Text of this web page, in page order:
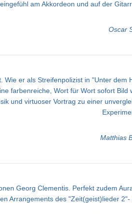
am Akkordeon und auf der
Oscar
er als Streifenpolizist in "Unter dem
farbenreiche, Wort für Wort sofort Bild
und virtuoser Vortrag zu einer
Matthias
Georg Clementis. Perfekt zudem
Arrangements des "Zeit(geist)lieder 2"-